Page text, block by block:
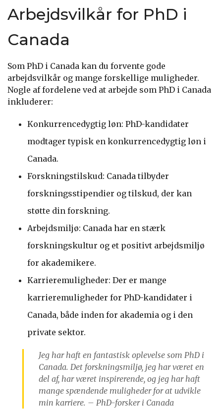
Arbejdsvilkår for PhD i
Canada
Som PhD i Canada kan du forvente gode
arbejdsvilkår og mange forskellige muligheder.
Nogle af fordelene ved at arbejde som PhD i Canada
inkluderer:
Konkurrencedygtig løn: PhD-kandidater
modtager typisk en konkurrencedygtig løn i
Canada.
Forskningstilskud: Canada tilbyder
forskningsstipendier og tilskud, der kan
støtte din forskning.
Arbejdsmiljø: Canada har en stærk
forskningskultur og et positivt arbejdsmiljø
for akademikere.
Karrieremuligheder: Der er mange
karrieremuligheder for PhD-kandidater i
Canada, både inden for akademia og i den
private sektor.
Jeg har haft en fantastisk oplevelse som PhD i
Canada. Det forskningsmiljø, jeg har været en
del af, har været inspirerende, og jeg har haft
mange spændende muligheder for at udvikle
min karriere. – PhD-forsker i Canada